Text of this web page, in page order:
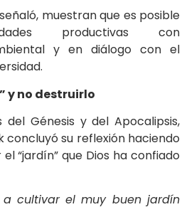
muestran que es posible
productivas con
y en diálogo con el
y no destruirlo
Génesis y del Apocalipsis,
concluyó su reflexión haciendo
“jardín” que Dios ha confiado
a cultivar el muy buen jardín